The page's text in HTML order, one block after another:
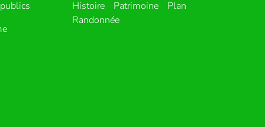
Histoire Patrimoine
Plan
Randonnée